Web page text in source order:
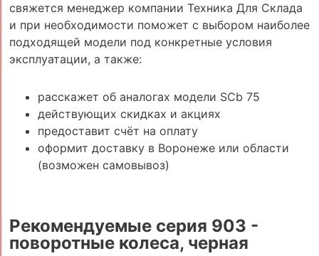
свяжется менеджер компании Техника Для Склада
и при необходимости поможет с выбором наиболее
подходящей модели под конкретные условия
эксплуатации, а также:
расскажет об аналогах модели SCb 75
действующих скидках и акциях
предоставит счёт на оплату
оформит доставку в Воронеже или области
(возможен самовывоз)
Рекомендуемые серия 903 -
поворотные колеса, черная